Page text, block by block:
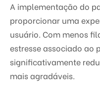
A implementação do
proporcionar uma
usuário. Com menos
estresse associado ao
significativamente
mais agradáveis.